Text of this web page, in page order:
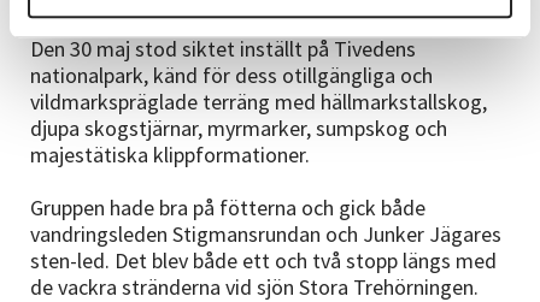
3. Vandring i Tivedens nationalpark
Den 30 maj stod siktet inställt på Tivedens
nationalpark, känd för dess otillgängliga och
vildmarkspräglade terräng med hällmarkstallskog,
djupa skogstjärnar, myrmarker, sumpskog och
majestätiska klippformationer.
Gruppen hade bra på fötterna och gick både
vandringsleden Stigmansrundan och Junker Jägares
sten-led. Det blev både ett och två stopp längs med
de vackra stränderna vid sjön Stora Trehörningen.